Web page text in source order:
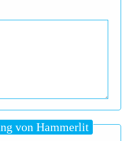
von Hammerlit